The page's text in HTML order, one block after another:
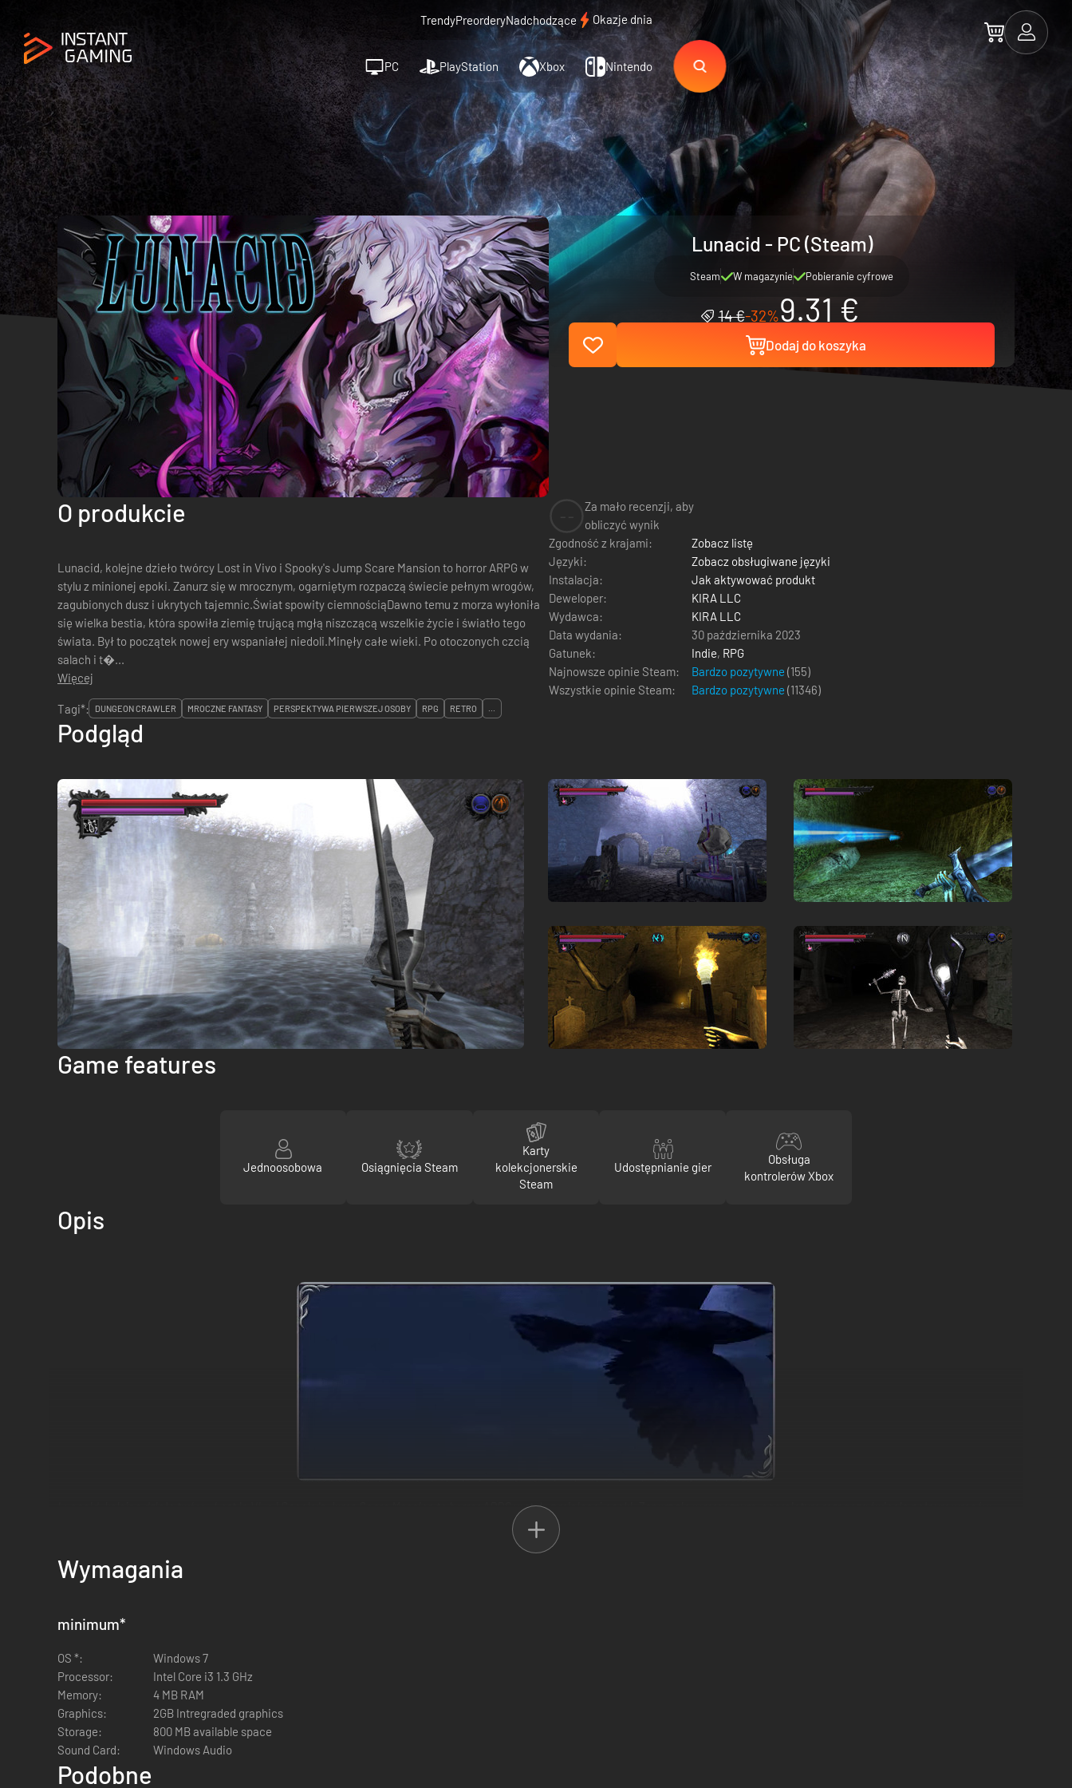
TrendyPreorderyNadchodzące Okazje dnia
PC PlayStation Xbox Nintendo
Lunacid - PC (Steam)
Steam W magazynie Pobieranie cyfrowe
14 €-32%9.31 €
Dodaj do koszyka
O produkcie
Lunacid, kolejne dzieło twórcy Lost in Vivo i Spooky's Jump Scare Mansion to horror ARPG w
stylu z minionej epoki. Zanurz się w mrocznym, ogarniętym rozpaczą świecie pełnym wrogów,
zagubionych dusz i ukrytych tajemnic.Świat spowity ciemnościąDawno temu z morza wyłoniła
się wielka bestia, która spowiła ziemię trującą mgłą niszczącą wszelkie życie i światło tego
świata. Był to początek nowej ery wspaniałej niedoli.Minęły całe wieki. Po otoczonych czcią
salach i t�...
Więcej
Za mało recenzji, aby
obliczyć wynik
Zgodność z krajami:
Zobacz listę
Języki:
Zobacz obsługiwane języki
Instalacja:
Jak aktywować produkt
Deweloper:
KIRA LLC
Wydawca:
KIRA LLC
Data wydania:
30 października 2023
Gatunek:
Indie, RPG
Najnowsze opinie Steam:
Bardzo pozytywne (155)
Wszystkie opinie Steam:
Bardzo pozytywne (11346)
Tagi*:
DUNGEON CRAWLER MROCZNE FANTASY PERSPEKTYWA PIERWSZEJ OSOBY RPG RETRO ...
Podgląd
Game features
Jednoosobowa Osiągnięcia Steam
Karty
kolekcjonerskie
Steam
Udostępnianie gier
Obsługa
kontrolerów Xbox
Opis
Lunacid, kolejne dzieło twórcy Lost in Vivo i Spooky's Jump Scare Mansion to horror ARPG w stylu z minionej epoki. Zanurz się w mrocznym, ogarniętym rozpaczą świecie pełnym wrogów,
Świat spowity ciemnością
Wymagania
minimum*
OS *:
Windows 7
Processor:
Intel Core i3 1.3 GHz
Memory:
4 MB RAM
Graphics:
2GB Intregraded graphics
Storage:
800 MB available space
Sound Card:
Windows Audio
Podobne